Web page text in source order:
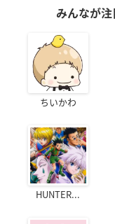
みんなが
ちいかわ
HUNTER...